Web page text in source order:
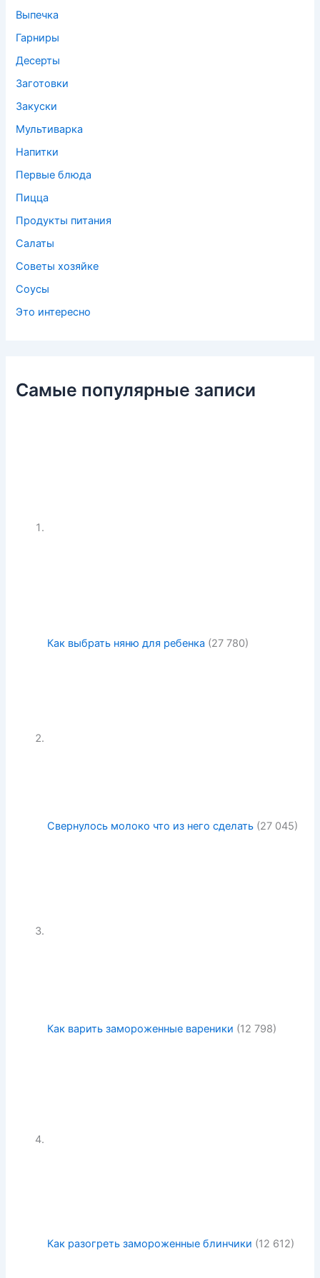
Выпечка
Гарниры
Десерты
Заготовки
Закуски
Мультиварка
Напитки
Первые блюда
Пицца
Продукты питания
Салаты
Советы хозяйке
Соусы
Это интересно
Самые популярные записи
Как выбрать няню для ребенка (27 780)
Свернулось молоко что из него сделать (27 045)
Как варить замороженные вареники (12 798)
Как разогреть замороженные блинчики (12 612)